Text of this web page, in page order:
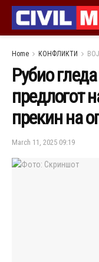
Home КОНФЛИКТИ
Рубио
предлогот
прекин на
March 11, 2025 09:19